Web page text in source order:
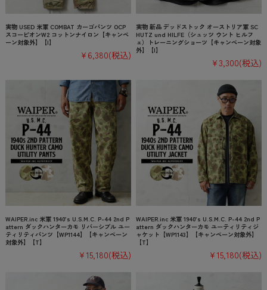
実物 USED 米軍 COMBAT カーゴパンツ OCP
スコーピオンW2 コットンナイロン【キャンペ
ーン対象外】【I】
¥6,380(税込)
実物 新品 デッドストック オーストリア軍 SC
HUTZ und HILFE（シュッツ ウント ヒルフ
ェ）トレーニングショーツ【キャンペーン対象
外】【I】
¥3,300(税込)
WAIPER.inc 米軍 1940’s U.S.M.C. P-44 2nd P
attern ダックハンターカモ リバーシブル ユー
ティリティパンツ【WP1144】【キャンペーン
対象外】【T】
¥15,180(税込)
WAIPER.inc 米軍 1940’s U.S.M.C. P-44 2nd P
attern ダックハンターカモ ユーティリティジ
ャケット【WP1143】【キャンペーン対象外】
【T】
¥15,180(税込)